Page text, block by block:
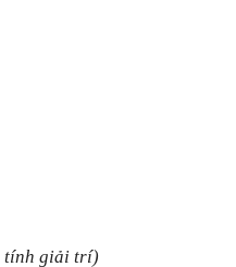
tính giải trí)